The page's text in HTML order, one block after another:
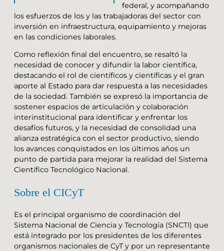
federal, y acompañando
los esfuerzos de los y las trabajadoras del sector con
inversión en infraestructura, equipamiento y mejoras
en las condiciones laborales.
Como reflexión final del encuentro, se resaltó la
necesidad de conocer y difundir la labor científica,
destacando el rol de científicos y científicas y el gran
aporte al Estado para dar respuesta a las necesidades
de la sociedad. También se expresó la importancia de
sostener espacios de articulación y colaboración
interinstitucional para identificar y enfrentar los
desafíos futuros, y la necesidad de consolidad una
alianza estratégica con el sector productivo, siendo
los avances conquistados en los últimos años un
punto de partida para mejorar la realidad del Sistema
Científico Tecnológico Nacional.
Sobre el CICyT
Es el principal organismo de coordinación del
Sistema Nacional de Ciencia y Tecnología (SNCTI) que
está integrado por los presidentes de los diferentes
organismos nacionales de CyT y por un representante